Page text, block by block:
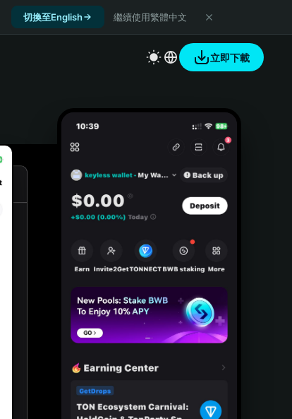
切換至English 繼續使用繁體中文
立即下載